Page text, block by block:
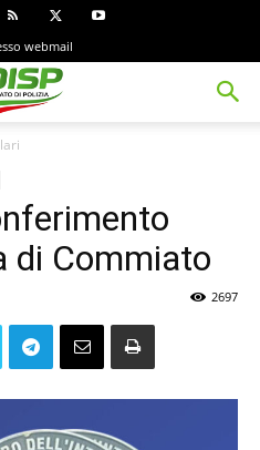
webmail
di Commiato
2697